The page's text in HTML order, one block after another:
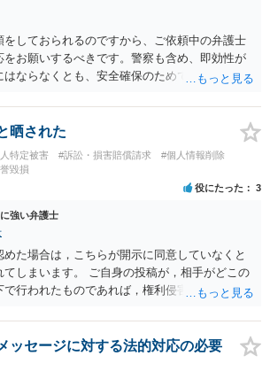
とも開示請求者の代理人の事務所なのかが不明
ば、書類の再送要請にはあまり意味はなく、
、夫を被告として提訴に至る可能性も考える必
たと夫との夫婦関係の状況（別居中なのか、夫
あなたが夫へ嘘をついたのか等）がよくわから
にどのような対応がベターなのかを正確に検
相談ではなく、詳しい事実関係を整理した上
べきでしょう。
しておられるのですから、ご依頼中の弁護士
をお願いするべきです。警察も含め、即効性が
はならなくとも、安全確保のためできることは
晒された
特定被害 #訴訟・損害賠償請求
#個人情報削除
毀損
役にたった 3
強い弁護士
た場合は，こちらが開示に同意していなくと
てしまいます。 ご自身の投稿が，相手がどこの
行われたものであれば，権利侵害性が認めら
定したうえで，ネットストーカーとして晒し
為に権利侵害性が認められる可能性はあるで
ッセージに対する法的対応の必要